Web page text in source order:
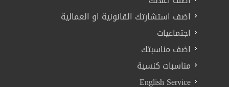
اضف استشارتك القانونية او العمالية
اجتماعيات
اضف مناسبتك
مناسبات كنسية
English Service